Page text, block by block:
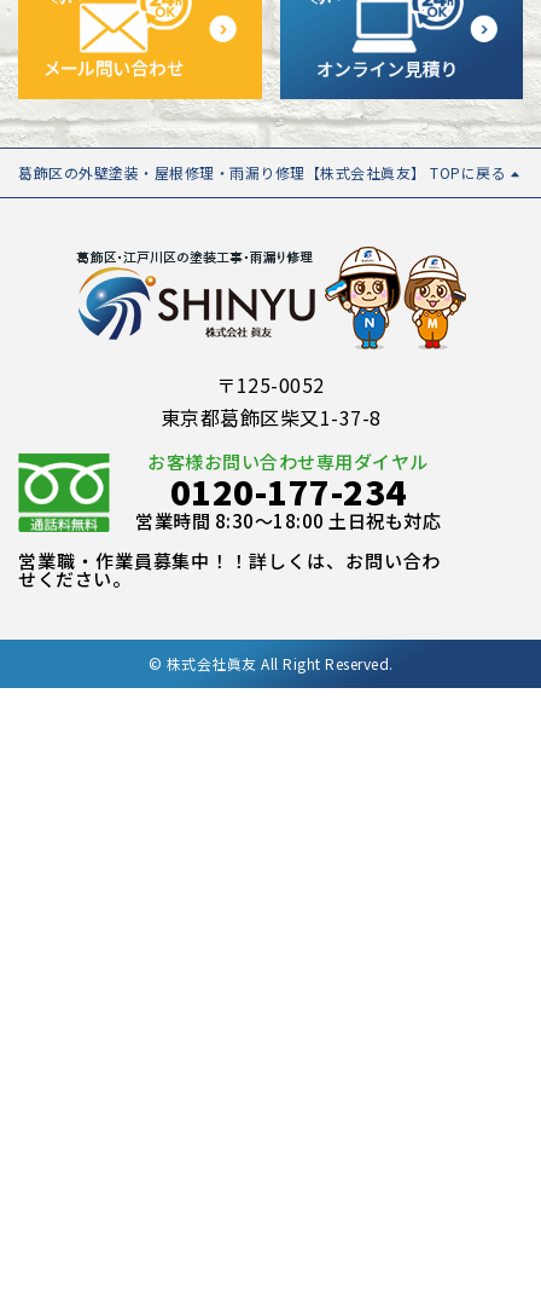
葛飾区の外壁塗装・屋根修理・雨漏り修理【株式会社眞友】 TOPに戻る
〒125-0052
東京都葛飾区柴又1-37-8
お客様お問い合わせ専用ダイヤル
0120-177-234
営業時間 8:30～18:00 土日祝も対応
営業職・作業員募集中！！詳しくは、お問い合わ
せください。
© 株式会社眞友 All Right Reserved.